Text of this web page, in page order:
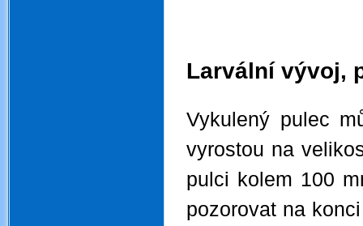
Larvální vývoj,
Vykulený pulec
vyrostou na
pulci kolem 100
pozorovat na